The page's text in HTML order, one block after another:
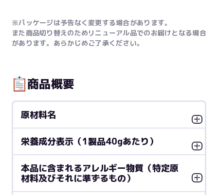
※パッケージは予告なく変更する場合があります。
また商品切り替えのためリニューアル品でのお届けとなる場合
があります。あらかじめご了承ください。
商品概要
原材料名
栄養成分表示（1製品40gあたり）
本品に含まれるアレルギー物質（特定原
材料及びそれに準ずるもの）